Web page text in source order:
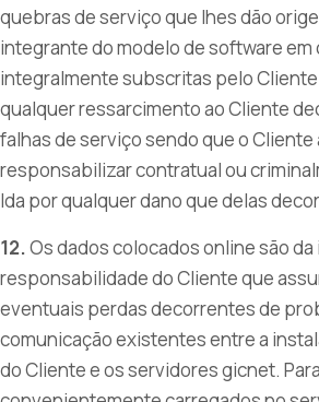
quebras de serviço que lhes dão
integrante do modelo de software em
integralmente subscritas pelo
qualquer ressarcimento ao Cliente
falhas de serviço sendo que o Cliente
responsabilizar contratual ou
lda por qualquer dano que delas
12.Os dados colocados online são da
responsabilidade do Cliente que
eventuais perdas decorrentes de
comunicação existentes entre a
do Cliente e os servidores gicnet.